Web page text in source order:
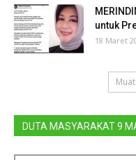
untuk
18 Maret
DUTA MASYARAKAT 9